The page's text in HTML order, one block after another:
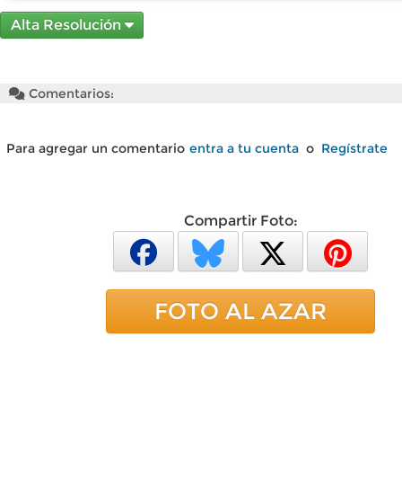
Alta Resolución
Comentarios:
Para agregar un comentario entra a tu cuenta o Regístrate
Compartir Foto:
FOTO AL AZAR